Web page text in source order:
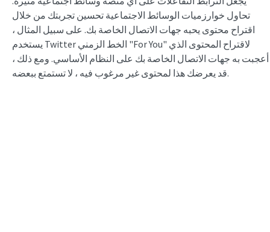
تحاول خوارزميات الوسائط الاجتماعية تحسين تجربتك من خلال
اقتراح محتوى يحبه جهات الاتصال الخاصة بك. على سبيل المثال ،
يستخدم Twitter الخط الزمني "For You" لاقتراح المحتوى الذي
أعجبت به جهات الاتصال الخاصة بك على النظام الأساسي. ومع ذلك ،
قد يعرضك هذا لمحتوى غير مرغوب فيه ، لا تستمتع ببعضه.